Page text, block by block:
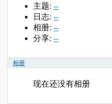
主题: --
日志: --
相册: --
分享: --
相册
现在还没有相册